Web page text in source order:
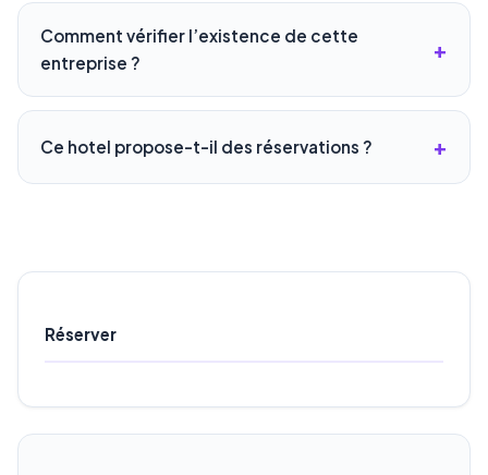
Comment vérifier l’existence de cette
entreprise ?
Ce hotel propose-t-il des réservations ?
Réserver